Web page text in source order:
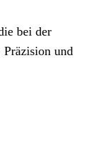
bei der
und